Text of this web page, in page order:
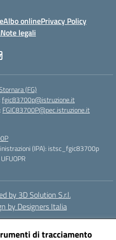
di tracciamento
Albo onlinePrivacy Policy
Note legali
(FG)
fgic83700p@istruzione.it
FGIC83700P@pec.istruzione.it
(IPA): istsc_fgic83700p
by 3D Solution S.r.l.
by Designers Italia